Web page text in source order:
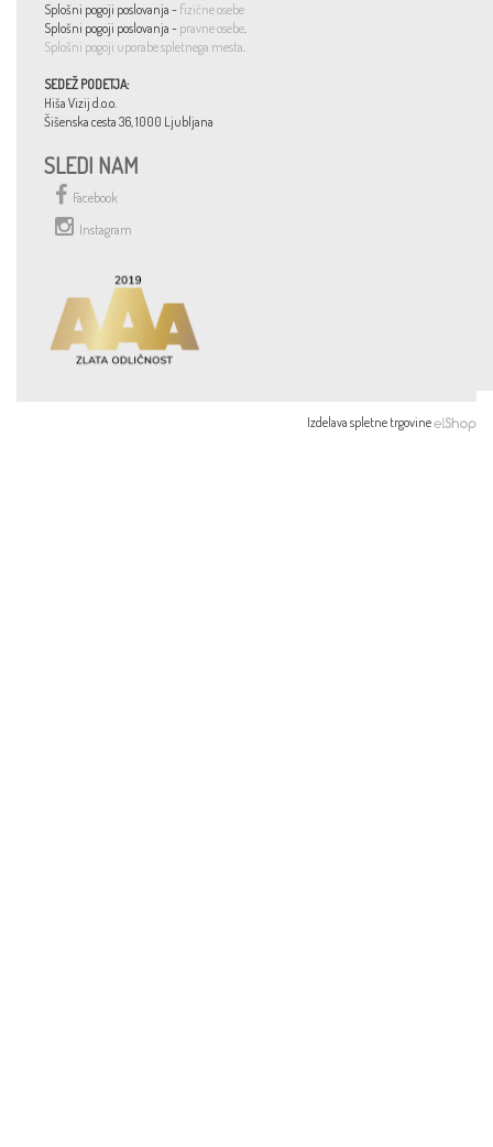
Splošni pogoji poslovanja - fizične osebe
Splošni pogoji poslovanja - pravne osebe.
Splošni pogoji uporabe spletnega mesta.
SEDEŽ PODETJA:
Hiša Vizij d.o.o.
Šišenska cesta 36, 1000 Ljubljana
SLEDI NAM
Facebook
Instagram
Izdelava spletne trgovine